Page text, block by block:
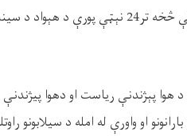
24نېټې پورې د هېواد د
پېژندنې ریاست او دهوا پیژندنې
او واورې له امله د سيلابونو